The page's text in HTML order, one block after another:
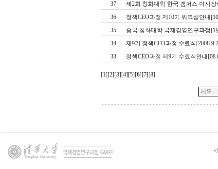
37
제2회 칭화대학 한국 캠퍼스 이사
36
정책CEO과정 제10기 워크샵안내
35
중국 칭화대학 국제경영연구과정
34
제9기 정책CEO과정 수료식
33
정책CEO과정 제9기 수료식안내
[1][2][3][4][5][6][7][8]